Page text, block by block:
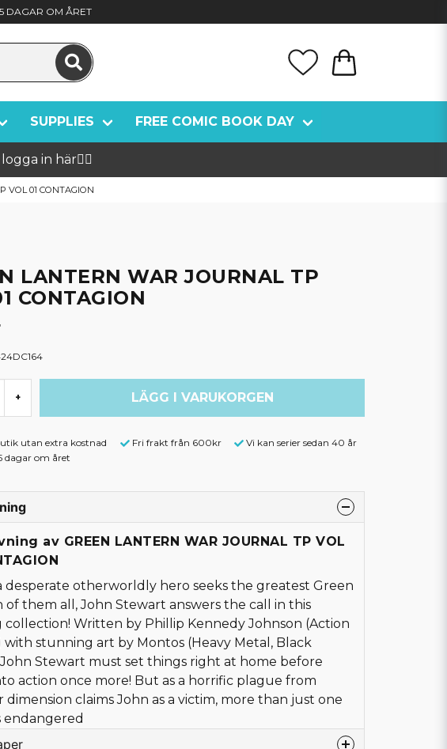
DAGAR OM ÅRET
SUPPLIES FREE COMIC BOOK DAY
in här🦸‍♂️
VOL 01 CONTAGION
LANTERN WAR JOURNAL TP
CONTAGION
+ LÄGG I VARUKORGEN
utan extra kostnad Fri frakt från 600kr
Vi kan serier sedan 40 år
dagar om året
av GREEN LANTERN WAR JOURNAL TP VOL
desperate otherworldly hero seeks the greatest Green
of them all, John Stewart answers the call in this
Written by Phillip Kennedy Johnson (Action
with stunning art by Montos (Heavy Metal, Black
Stewart must set things right at home before
action once more! But as a horrific plague from
dimension claims John as a victim, more than just one
endangered